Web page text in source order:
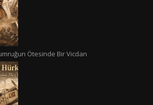
Ötesinde Bir Vicdan